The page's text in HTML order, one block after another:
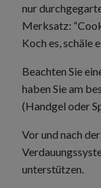
nur
Merksatz:
Koch es, schäle
Beachten Sie
haben Sie am
(Handgel oder
Vor und nach
unterstützen.